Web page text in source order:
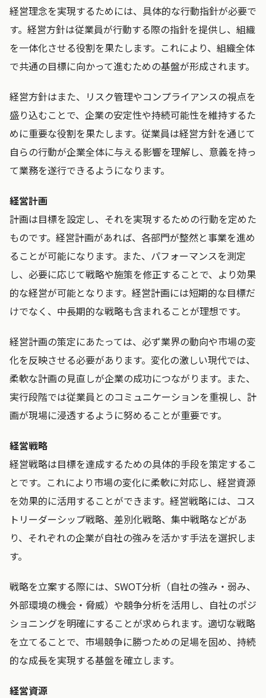
経営理念を実現するためには、具体的な行動指針が必要で
す。経営方針は従業員が行動する際の指針を提供し、組織
を一体化させる役割を果たします。これにより、組織全体
で共通の目標に向かって進むための基盤が形成されます。
経営方針はまた、リスク管理やコンプライアンスの視点を
盛り込むことで、企業の安定性や持続可能性を維持するた
めに重要な役割を果たします。従業員は経営方針を通じて
自らの行動が企業全体に与える影響を理解し、意義を持っ
て業務を遂行できるようになります。
経営計画
計画は目標を設定し、それを実現するための行動を定めた
ものです。経営計画があれば、各部門が整然と事業を進め
ることが可能になります。また、パフォーマンスを測定
し、必要に応じて戦略や施策を修正することで、より効果
的な経営が可能となります。経営計画には短期的な目標だ
けでなく、中長期的な戦略も含まれることが理想です。
経営計画の策定にあたっては、必ず業界の動向や市場の変
化を反映させる必要があります。変化の激しい現代では、
柔軟な計画の見直しが企業の成功につながります。また、
実行段階では従業員とのコミュニケーションを重視し、計
画が現場に浸透するように努めることが重要です。
経営戦略
経営戦略は目標を達成するための具体的手段を策定するこ
とです。これにより市場の変化に柔軟に対応し、経営資源
を効果的に活用することができます。経営戦略には、コス
トリーダーシップ戦略、差別化戦略、集中戦略などがあ
り、それぞれの企業が自社の強みを活かす手法を選択しま
す。
戦略を立案する際には、SWOT分析（自社の強み・弱み、
外部環境の機会・脅威）や競争分析を活用し、自社のポジ
ショニングを明確にすることが求められます。適切な戦略
を立てることで、市場競争に勝つための足場を固め、持続
的な成長を実現する基盤を確立します。
経営資源